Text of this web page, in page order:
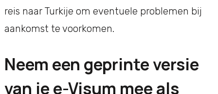
reis naar Turkije om eventuele problemen bij
aankomst te voorkomen.
Neem een geprinte versie
van je e-Visum mee als